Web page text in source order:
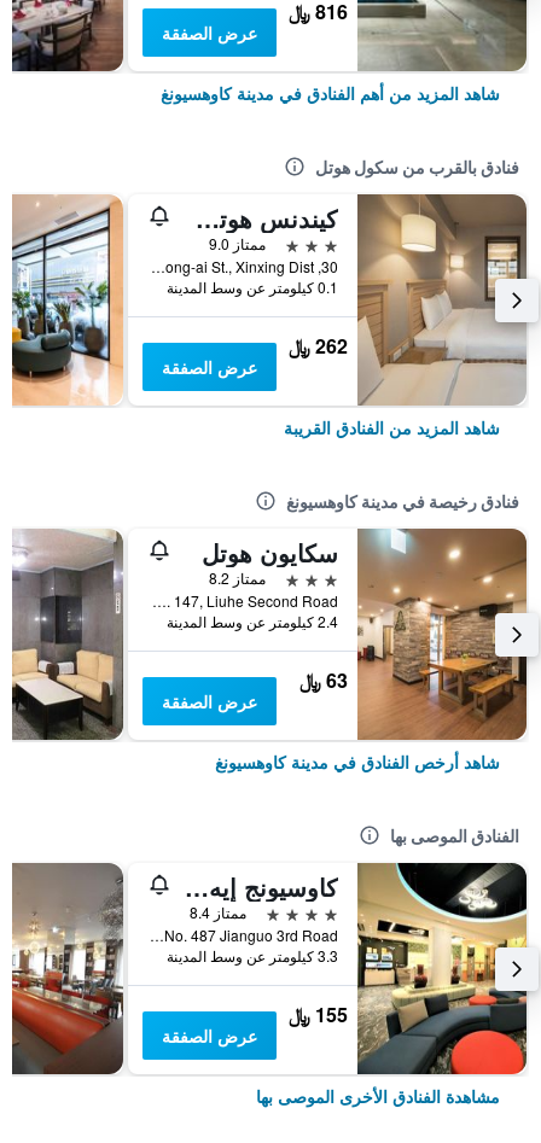
816 ﷼
عرض الصفقة
شاهد المزيد من أهم الفنادق في مدينة كاوهسيونغ
فنادق بالقرب من سكول هوتل
كيندنس هوتل ليوه نايت ماركت قيجان
3 نجوم
ممتاز 9.0
30, Tong-ai St., Xinxing Dist., مدينة كاوهسيونغ, تايوان
0.1 كيلومتر عن وسط المدينة
262 ﷼
عرض الصفقة
شاهد المزيد من الفنادق القريبة
فنادق رخيصة في مدينة كاوهسيونغ
سكايون هوتل
3 نجوم
ممتاز 8.2
No. 147, Liuhe Second Road, مدينة كاوهسيونغ, تايوان
2.4 كيلومتر عن وسط المدينة
63 ﷼
عرض الصفقة
شاهد أرخص الفنادق في مدينة كاوهسيونغ
الفنادق الموصى بها
كاوسيونج إيه هوتل
4 نجوم
ممتاز 8.4
No. 487 Jianguo 3rd Road, مدينة كاوهسيونغ, تايوان
3.3 كيلومتر عن وسط المدينة
155 ﷼
عرض الصفقة
مشاهدة الفنادق الأخرى الموصى بها